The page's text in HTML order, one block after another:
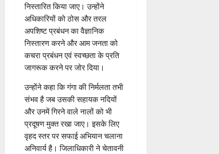
निस्तारित किया जाए। उन्होंने
अधिकारियों को ठोस और तरल
अपशिष्ट प्रबंधन का वैज्ञानिक
निस्तारण करने और आम जनता को
कचरा प्रबंधन एवं स्वच्छता के प्रति
जागरूक करने पर जोर दिया।
उन्होंने कहा कि गंगा की निर्मलता तभी
संभव है जब उसकी सहायक नदियों
और उनमें गिरने वाले नालों को भी
प्रदूषण मुक्त रखा जाए। इसके लिए
वृहद स्तर पर सफाई अभियान चलाना
अनिवार्य है। जिलाधिकारी ने चेतावनी